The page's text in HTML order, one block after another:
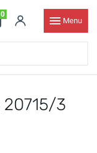
0
Menu
20715/3